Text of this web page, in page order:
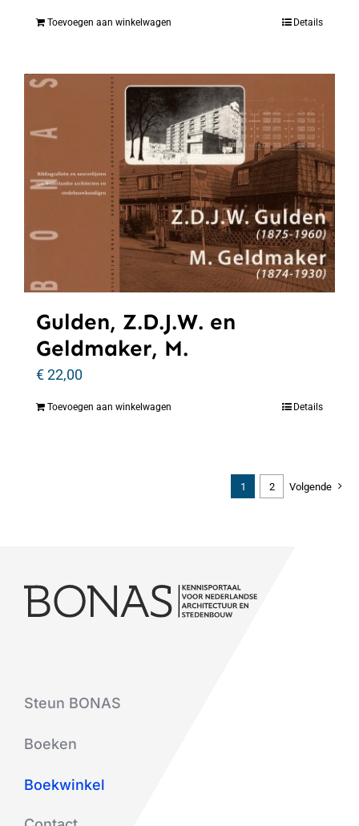
Toevoegen aan winkelwagen Details
Gulden, Z.D.J.W. en
Geldmaker, M.
€22,00
Toevoegen aan winkelwagen Details
1 2 Volgende
Steun BONAS
Boeken
Boekwinkel